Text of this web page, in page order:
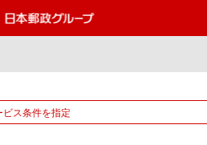
郵便局・日本郵政グループ
ビス条件を指定